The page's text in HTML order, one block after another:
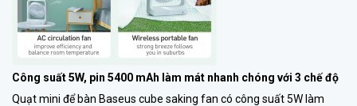
Công suất 5W, pin 5400 mAh làm mát nhanh chóng với 3 chế độ
Quạt mini để bàn Baseus cube saking fan có công suất 5W làm